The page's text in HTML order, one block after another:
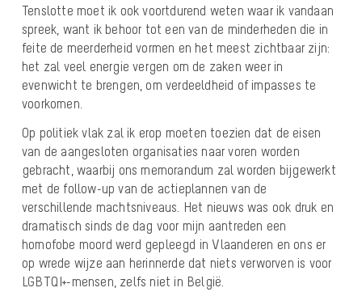
Tenslotte moet ik ook voortdurend weten waar ik vandaan
spreek, want ik behoor tot een van de minderheden die in
feite de meerderheid vormen en het meest zichtbaar zijn:
het zal veel energie vergen om de zaken weer in
evenwicht te brengen, om verdeeldheid of impasses te
voorkomen.
Op politiek vlak zal ik erop moeten toezien dat de eisen
van de aangesloten organisaties naar voren worden
gebracht, waarbij ons memorandum zal worden bijgewerkt
met de follow-up van de actieplannen van de
verschillende machtsniveaus. Het nieuws was ook druk en
dramatisch sinds de dag voor mijn aantreden een
homofobe moord werd gepleegd in Vlaanderen en ons er
op wrede wijze aan herinnerde dat niets verworven is voor
LGBTQI+-mensen, zelfs niet in België.